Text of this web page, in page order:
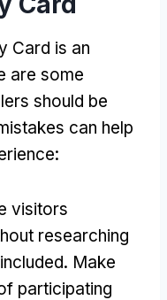
Card is an
are some
should be
can help
:
visitors
researching
. Make
participating